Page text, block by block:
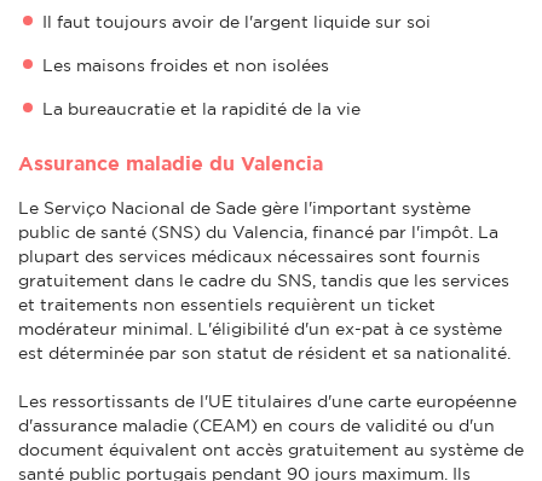
Il faut toujours avoir de l'argent liquide sur soi
Les maisons froides et non isolées
La bureaucratie et la rapidité de la vie
Assurance maladie du Valencia
Le Serviço Nacional de Sade gère l'important système
public de santé (SNS) du Valencia, financé par l'impôt. La
plupart des services médicaux nécessaires sont fournis
gratuitement dans le cadre du SNS, tandis que les services
et traitements non essentiels requièrent un ticket
modérateur minimal. L'éligibilité d'un ex-pat à ce système
est déterminée par son statut de résident et sa nationalité.
Les ressortissants de l'UE titulaires d'une carte européenne
d'assurance maladie (CEAM) en cours de validité ou d'un
document équivalent ont accès gratuitement au système de
santé public portugais pendant 90 jours maximum. Ils